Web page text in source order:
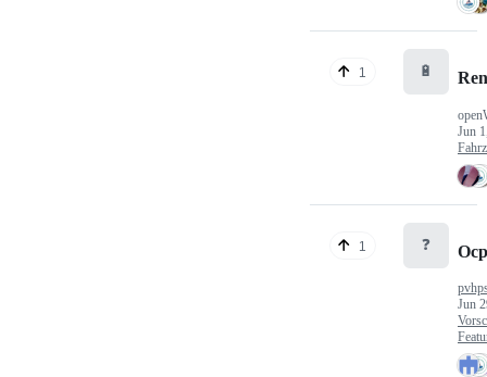
1 🔋
Jun
1 ❓
Jun